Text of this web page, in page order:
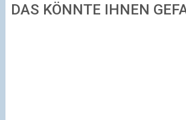
DAS KÖNNTE IHNEN